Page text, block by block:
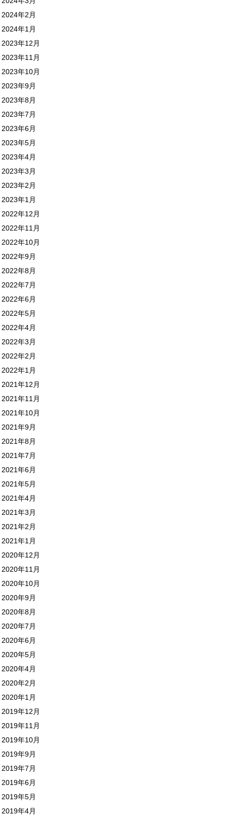
2024年2月
2024年1月
2023年12月
2023年11月
2023年10月
2023年9月
2023年8月
2023年7月
2023年6月
2023年5月
2023年4月
2023年3月
2023年2月
2023年1月
2022年12月
2022年11月
2022年10月
2022年9月
2022年8月
2022年7月
2022年6月
2022年5月
2022年4月
2022年3月
2022年2月
2022年1月
2021年12月
2021年11月
2021年10月
2021年9月
2021年8月
2021年7月
2021年6月
2021年5月
2021年4月
2021年3月
2021年2月
2021年1月
2020年12月
2020年11月
2020年10月
2020年9月
2020年8月
2020年7月
2020年6月
2020年5月
2020年4月
2020年2月
2020年1月
2019年12月
2019年11月
2019年10月
2019年9月
2019年7月
2019年6月
2019年5月
2019年4月